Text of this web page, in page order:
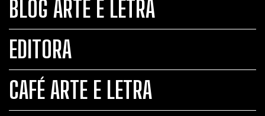
BLOG ARTE E LETRA
EDITORA
CAFÉ ARTE E LETRA